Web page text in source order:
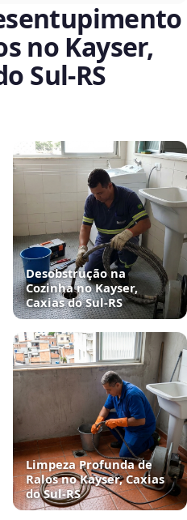
no Kayser,
Sul‑RS
Desobstrução na
Cozinha no Kayser,
Caxias do Sul‑RS
Limpeza Profunda de
Ralos no Kayser, Caxias
do Sul‑RS